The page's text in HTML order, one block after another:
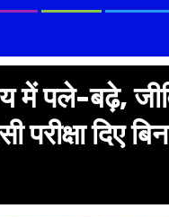
में पले-बढ़े,
दिए